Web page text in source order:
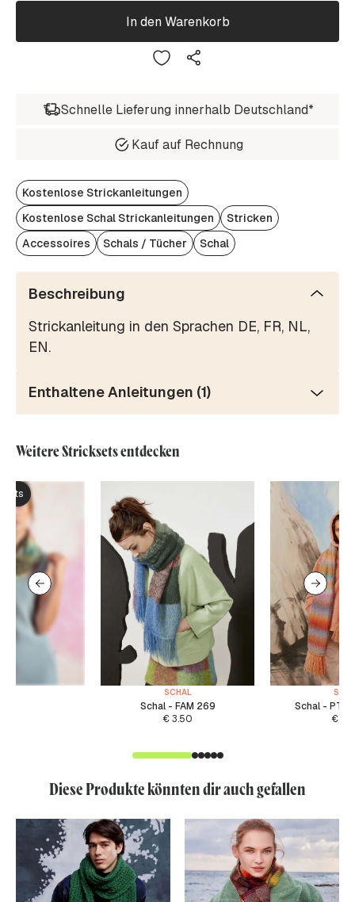
In den Warenkorb
Schnelle Lieferung innerhalb Deutschland*
Kauf auf Rechnung
Kostenlose Strickanleitungen
Kostenlose Schal Strickanleitungen
Stricken
Accessoires
Schals / Tücher Schal
Beschreibung
Strickanleitung in den Sprachen DE, FR, NL,
EN.
Enthaltene Anleitungen (1)
Weitere Stricksets entdecken
SCHAL
Schal - FAM 269
€3.50
Schal - PTO
€
Diese Produkte könnten dir auch gefallen